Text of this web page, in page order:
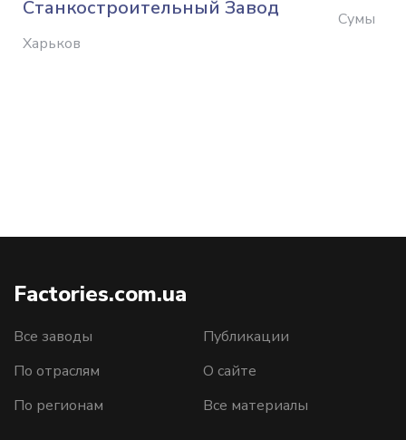
Станкостроительный Завод
Харьков
Сумы
Factories.com.ua
Все заводы
По отраслям
По регионам
Публикации
О сайте
Все материалы